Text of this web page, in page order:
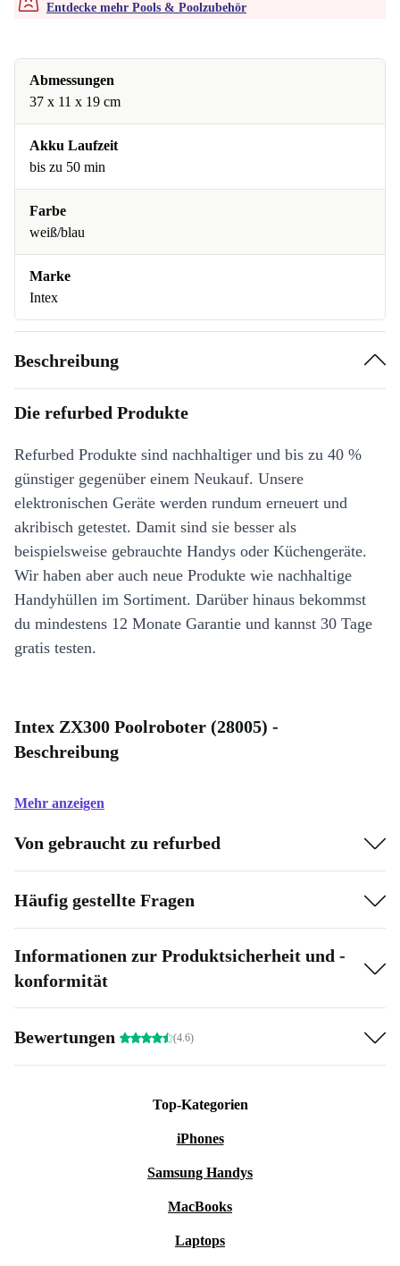
Entdecke mehr Pools & Poolzubehör
Abmessungen
37 x 11 x 19 cm
Akku Laufzeit
bis zu 50 min
Farbe
weiß/blau
Marke
Intex
Beschreibung
Die refurbed Produkte
Refurbed Produkte sind nachhaltiger und bis zu 40 %
günstiger gegenüber einem Neukauf. Unsere
elektronischen Geräte werden rundum erneuert und
akribisch getestet. Damit sind sie besser als
beispielsweise gebrauchte Handys oder Küchengeräte.
Wir haben aber auch neue Produkte wie nachhaltige
Handyhüllen im Sortiment. Darüber hinaus bekommst
du mindestens 12 Monate Garantie und kannst 30 Tage
gratis testen.
Intex ZX300 Poolroboter (28005) -
Beschreibung
Mehr anzeigen
Von gebraucht zu refurbed
Häufig gestellte Fragen
Informationen zur Produktsicherheit und -
konformität
Bewertungen (4.6)
Top-Kategorien
iPhones
Samsung Handys
MacBooks
Laptops